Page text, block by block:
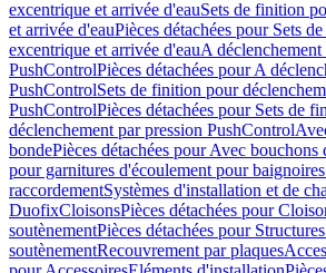
excentrique et arrivée d'eauSets de finition
et arrivée d'eauPièces détachées pour Sets
excentrique et arrivée d'eauA déclenchement
PushControlPièces détachées pour A
PushControlSets de finition pour
PushControlPièces détachées pour Sets de
déclenchement par pression PushControl
bondePièces détachées pour Avec bouchons
pour garnitures d'écoulement pour baignoires
raccordementSystèmes d'installation et de
DuofixCloisonsPièces détachées pour
soutènementPièces détachées pour
soutènementRecouvrement par plaques